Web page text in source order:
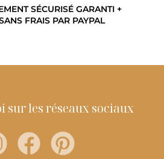
SÉCURISÉ GARANTI +
FRAIS PAR PAYPAL
sur les réseaux sociaux